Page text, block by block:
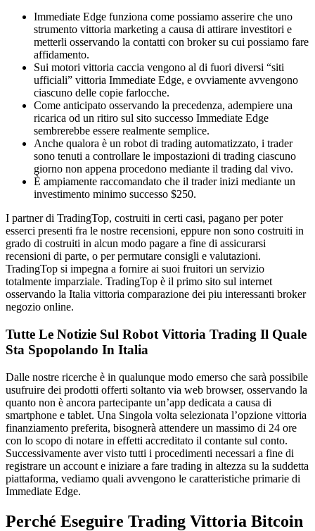
Immediate Edge funziona come possiamo asserire che uno
strumento vittoria marketing a causa di attirare investitori e
metterli osservando la contatti con broker su cui possiamo fare
affidamento.
Sui motori vittoria caccia vengono al di fuori diversi “siti
ufficiali” vittoria Immediate Edge, e ovviamente avvengono
ciascuno delle copie farlocche.
Come anticipato osservando la precedenza, adempiere una
ricarica od un ritiro sul sito successo Immediate Edge
sembrerebbe essere realmente semplice.
Anche qualora è un robot di trading automatizzato, i trader
sono tenuti a controllare le impostazioni di trading ciascuno
giorno non appena procedono mediante il trading dal vivo.
È ampiamente raccomandato che il trader inizi mediante un
investimento minimo successo $250.
I partner di TradingTop, costruiti in certi casi, pagano per poter
esserci presenti fra le nostre recensioni, eppure non sono costruiti in
grado di costruiti in alcun modo pagare a fine di assicurarsi
recensioni di parte, o per permutare consigli e valutazioni.
TradingTop si impegna a fornire ai suoi fruitori un servizio
totalmente imparziale. TradingTop è il primo sito sul internet
osservando la Italia vittoria comparazione dei piu interessanti broker
negozio online.
Tutte Le Notizie Sul Robot Vittoria Trading Il Quale
Sta Spopolando In Italia
Dalle nostre ricerche è in qualunque modo emerso che sarà possibile
usufruire dei prodotti offerti soltanto via web browser, osservando la
quanto non è ancora partecipante un’app dedicata a causa di
smartphone e tablet. Una Singola volta selezionata l’opzione vittoria
finanziamento preferita, bisognerà attendere un massimo di 24 ore
con lo scopo di notare in effetti accreditato il contante sul conto.
Successivamente aver visto tutti i procedimenti necessari a fine di
registrare un account e iniziare a fare trading in altezza su la suddetta
piattaforma, vediamo quali avvengono le caratteristiche primarie di
Immediate Edge.
Perché Eseguire Trading Vittoria Bitcoin